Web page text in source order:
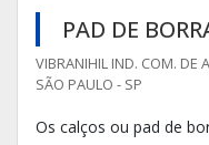
PAD DE
VIBRANIHIL IND. COM. DE
SÃO PAULO - SP
Os calços ou pad de